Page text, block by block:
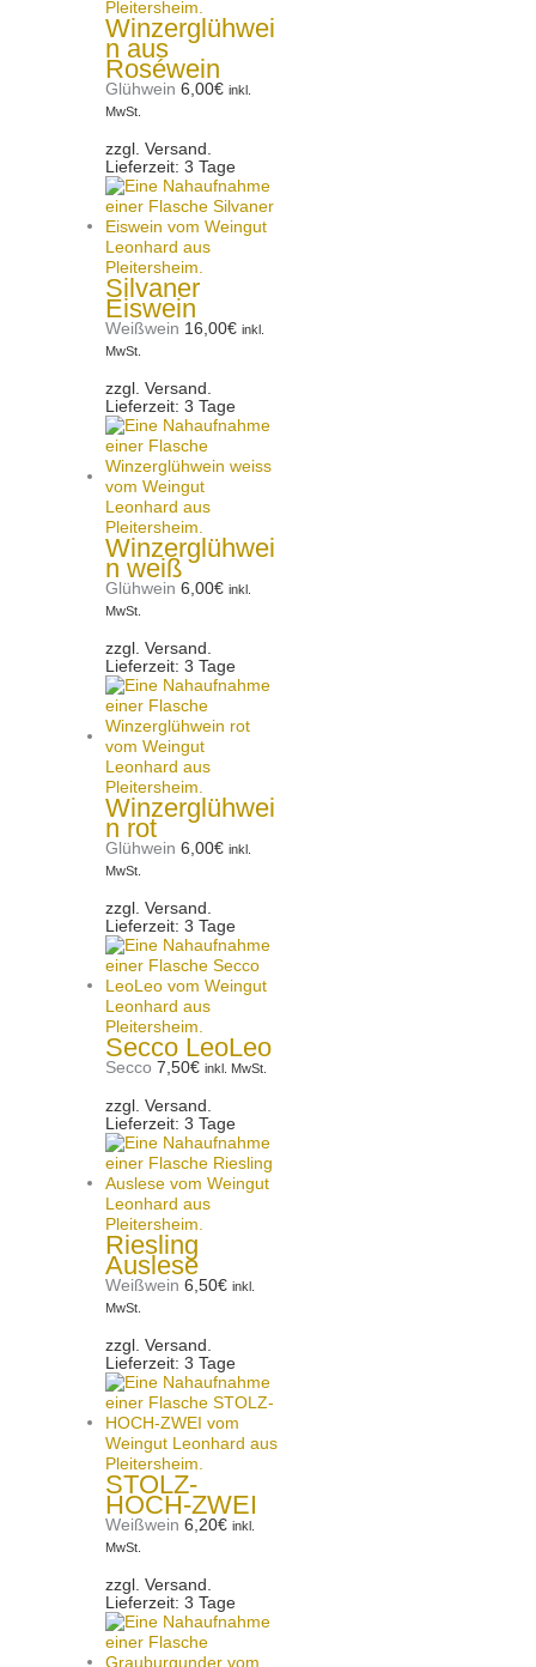
Winzerglühwei
n aus
Roséwein
Glühwein6,00€ inkl.
MwSt.
zzgl. Versand.
Lieferzeit: 3 Tage
Silvaner
Eiswein
Weißwein 16,00€ inkl.
MwSt.
zzgl. Versand.
Lieferzeit: 3 Tage
Winzerglühwei
n weiß
Glühwein6,00€ inkl.
MwSt.
zzgl. Versand.
Lieferzeit: 3 Tage
Winzerglühwei
n rot
Glühwein6,00€ inkl.
MwSt.
zzgl. Versand.
Lieferzeit: 3 Tage
Secco LeoLeo
Secco7,50€ inkl. MwSt.
zzgl. Versand.
Lieferzeit: 3 Tage
Riesling
Auslese
Weißwein6,50€ inkl.
MwSt.
zzgl. Versand.
Lieferzeit: 3 Tage
STOLZ-
HOCH-ZWEI
Weißwein6,20€ inkl.
MwSt.
zzgl. Versand.
Lieferzeit: 3 Tage